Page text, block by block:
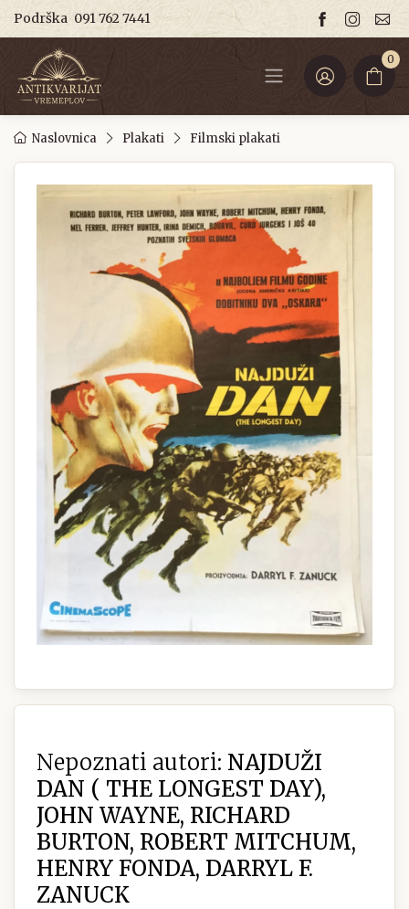
Podrška 091 762 7441
0
Naslovnica Plakati Filmski plakati
Nepoznati autori: NAJDUŽI
DAN ( THE LONGEST DAY),
JOHN WAYNE, RICHARD
BURTON, ROBERT MITCHUM,
HENRY FONDA, DARRYL F.
ZANUCK